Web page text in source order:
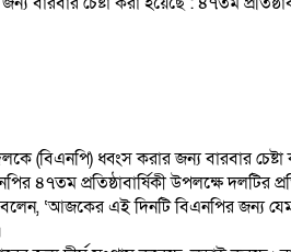
(বিএনপি) ধ্বংস করার জন্য বারবার
৪৭তম প্রতিষ্ঠাবার্ষিকী উপলক্ষে
‘আজকের এই দিনটি বিএনপির জন্য